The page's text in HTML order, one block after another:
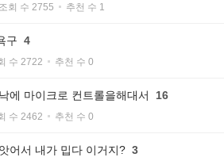
조회 수 2755 추천 수 1
구 4
수 2722 추천 수 0
에 마이크로 컨트롤을해대서 16
수 2462 추천 수 0
어서 내가 밉다 이거지? 3